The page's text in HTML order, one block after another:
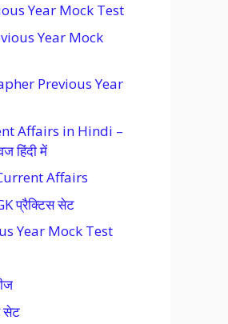
Year Mock Test
Year Mock
Previous Year
Affairs in Hindi –
हिंदी में
Affairs
प्रैक्टिस सेट
Year Mock Test
सेट